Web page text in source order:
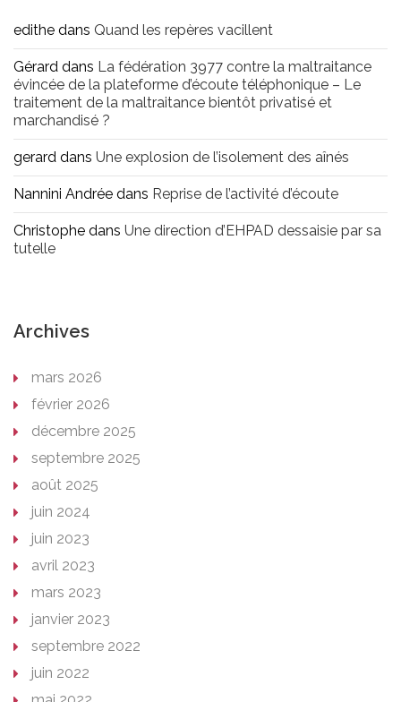
edithe dans Quand les repères vacillent
Gérard dans La fédération 3977 contre la maltraitance
évincée de la plateforme d’écoute téléphonique – Le
traitement de la maltraitance bientôt privatisé et
marchandisé ?
gerard dans Une explosion de l’isolement des aînés
Nannini Andrée dans Reprise de l’activité d’écoute
Christophe dans Une direction d’EHPAD dessaisie par sa
tutelle
Archives
mars 2026
février 2026
décembre 2025
septembre 2025
août 2025
juin 2024
juin 2023
avril 2023
mars 2023
janvier 2023
septembre 2022
juin 2022